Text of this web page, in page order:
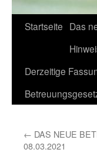
Zum
springen
Startseite Das
Derzeitige
← DAS NEUE
08.03.2021